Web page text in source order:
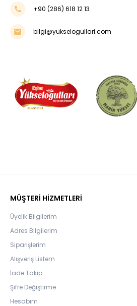
+90 (286) 618 12 13
bilgi@yukselogullari.com
MÜŞTERİ HİZMETLERİ
Üyelik Bilgilerim
Adres Bilgilerim
Siparişlerim
Alışveriş Listem
İade Takip
Şifre Değiştirme
Hesabım